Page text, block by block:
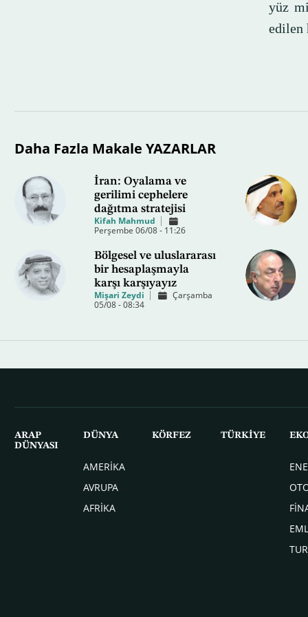
yüz
edilen
Daha Fazla Makale YAZARLAR
İran: Oyalama ve
gerilimi cephelere
dağıtma stratejisi
Kifah Mahmud
Perşembe 06/08 - 11:26
Bölgesel ve uluslararası
bir hesaplaşmayla
karşı karşıyayız
Mişari Zeydi
Çarşamba
05/08 - 08:34
ARAP
DÜNYASI
DÜNYA
AMERİKA
AVRUPA
AFRİKA
KÖRFEZ TÜRKİYE